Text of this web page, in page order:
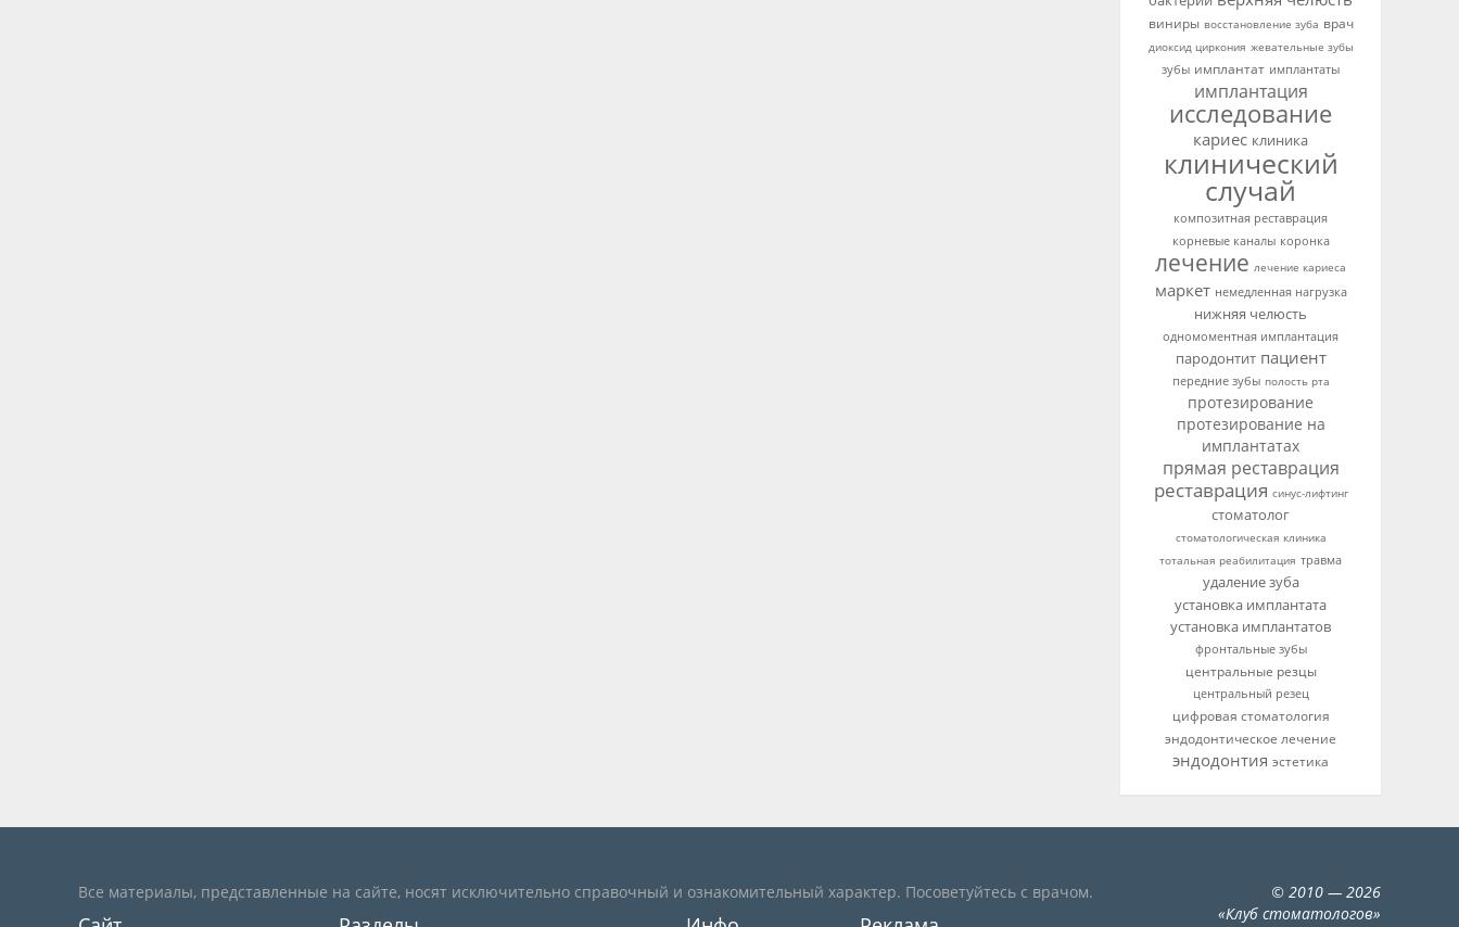
виниры восстановление зуба врач
диоксид циркония жевательные зубы
зубы имплантат имплантаты
имплантация
исследование
кариес клиника
клинический
случай
композитная реставрация
корневые каналы коронка
лечение лечение кариеса
маркет немедленная нагрузка
нижняя челюсть
одномоментная имплантация
пародонтит пациент
передние зубы полость рта
протезирование
протезирование на
имплантатах
прямая реставрация
реставрация синус-лифтинг
стоматолог
стоматологическая клиника
тотальная реабилитация травма
удаление зуба
установка имплантата
установка имплантатов
фронтальные зубы
центральные резцы
центральный резец
цифровая стоматология
эндодонтическое лечение
эндодонтия эстетика
Все материалы, представленные на сайте, носят исключительно справочный и ознакомительный характер. Посоветуйтесь с врачом. © 2010 — 2026
«Клуб стоматологов»